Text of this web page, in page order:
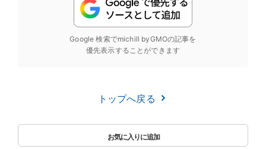
Google 検索でmichill byGMOの記事を
優先表示することができます
トップへ戻る